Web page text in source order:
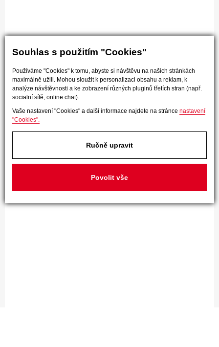
Souhlas s použitím "Cookies"
Používáme "Cookies" k tomu, abyste si návštěvu na našich stránkách
maximálně užili. Mohou sloužit k personalizaci obsahu a reklam, k
analýze návštěvnosti a ke zobrazení různých pluginů třetích stran (např.
socialní sítě, online chat).
Vaše nastavení "Cookies" a další informace najdete na stránce nastavení
"Cookies".
Ručně upravit
Povolit vše